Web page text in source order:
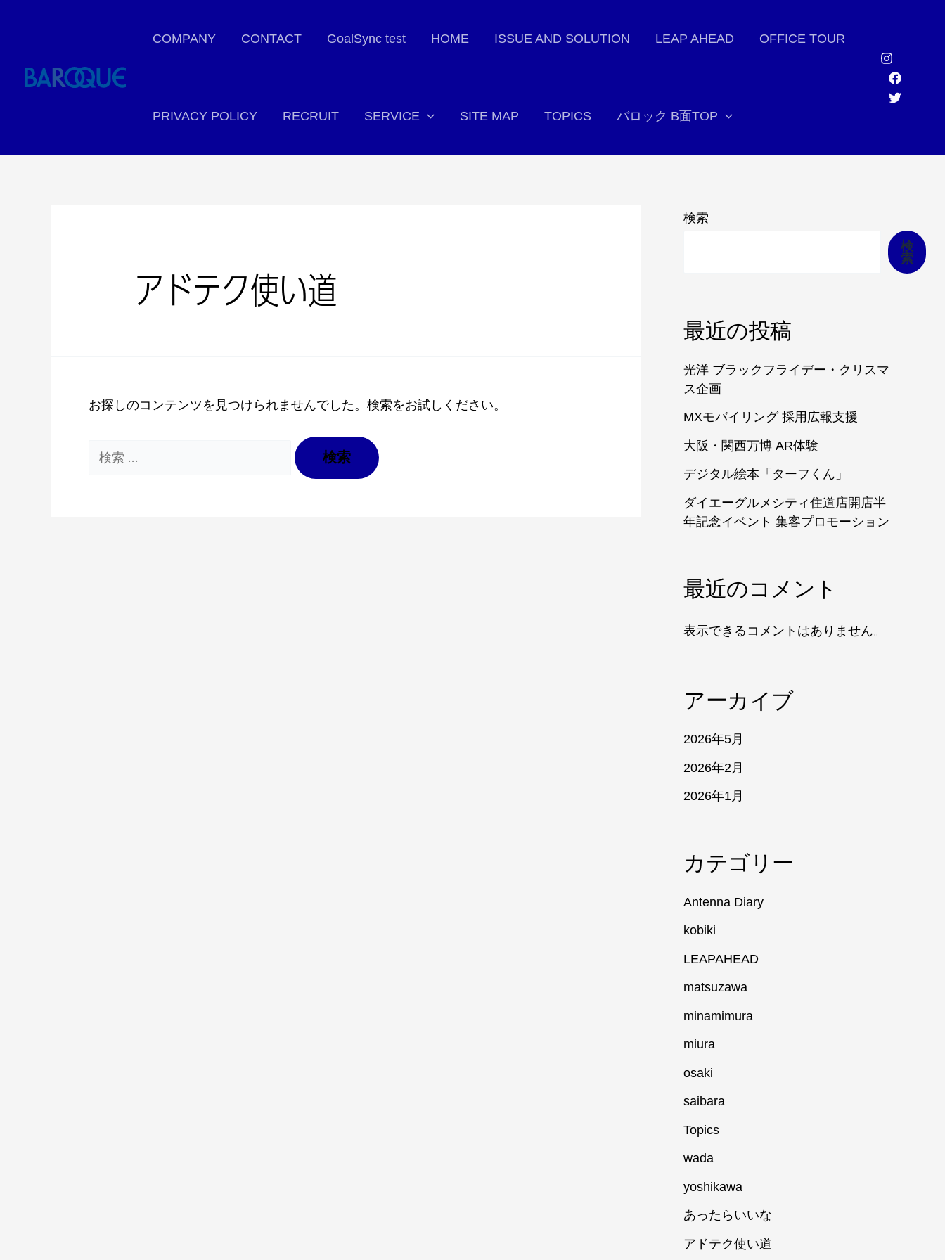
COMPANY CONTACT GoalSync test HOME ISSUE AND SOLUTION LEAP AHEAD OFFICE TOUR
PRIVACY POLICY RECRUIT SERVICE SITE MAP TOPICS バロック B面TOP
アドテク使い道
お探しのコンテンツを見つけられませんでした。検索をお試しください。
検索
検
索
最近の投稿
光洋 ブラックフライデー・クリスマ
ス企画
MXモバイリング 採用広報支援
大阪・関西万博 AR体験
デジタル絵本「ターフくん」
ダイエーグルメシティ住道店開店半
年記念イベント 集客プロモーション
最近のコメント
表示できるコメントはありません。
アーカイブ
2026年5月
2026年2月
2026年1月
カテゴリー
Antenna Diary
kobiki
LEAPAHEAD
matsuzawa
minamimura
miura
osaki
saibara
Topics
wada
yoshikawa
あったらいいな
アドテク使い道